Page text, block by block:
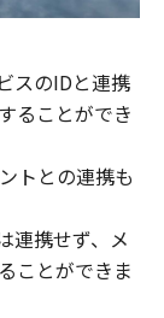
スのIDと連携
ることができ
トとの連携も
連携せず、メ
ことができま